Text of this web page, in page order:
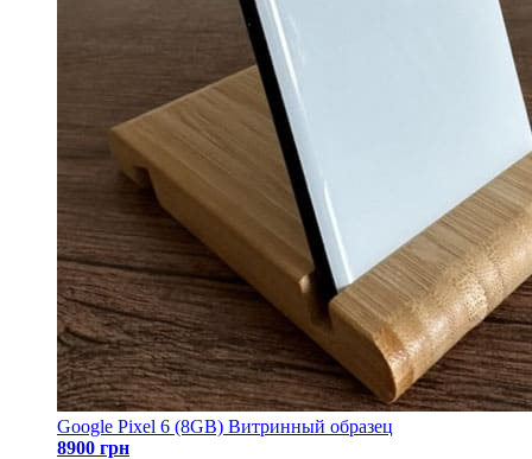
Google Pixel 6 (8GB) Витринный образец
8900 грн